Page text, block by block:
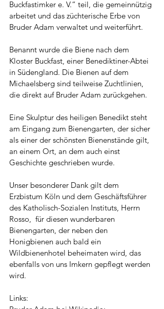
Buckfastimker e. V.“ teil, die gemeinnützig
arbeitet und das züchterische Erbe von
Bruder Adam verwaltet und weiterführt.
Benannt wurde die Biene nach dem
Kloster Buckfast, einer Benediktiner-Abtei
in Südengland. Die Bienen auf dem
Michaelsberg sind teilweise Zuchtlinien,
die direkt auf Bruder Adam zurückgehen.
Eine Skulptur des heiligen Benedikt steht
am Eingang zum Bienengarten, der sicher
als einer der schönsten Bienenstände gilt,
an einem Ort, an dem auch einst
Geschichte geschrieben wurde.
Unser besonderer Dank gilt dem
Erzbistum Köln und dem Geschäftsführer
des Katholisch-Sozialen Instituts, Herrn
Rosso,  für diesen wunderbaren
Bienengarten, der neben den
Honigbienen auch bald ein
Wildbienenhotel beheimaten wird, das
ebenfalls von uns Imkern gepflegt werden
wird.
Links: